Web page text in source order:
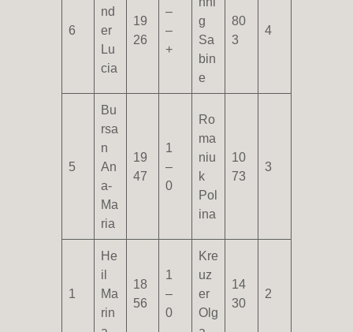
6
nd
er
Lu
cia
19
26
–
–
+
g
Sa
bin
e
80
3
4
5
Bu
rsa
n
An
a-
Ma
ria
19
47
1
–
0
Ro
ma
niu
k
Pol
ina
10
73
3
1
He
il
Ma
rin
18
56
1
–
0
Kre
uz
er
Olg
14
30
2